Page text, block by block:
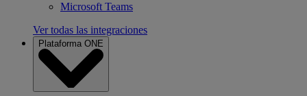
Microsoft Teams
Ver todas las integraciones
Plataforma ONE